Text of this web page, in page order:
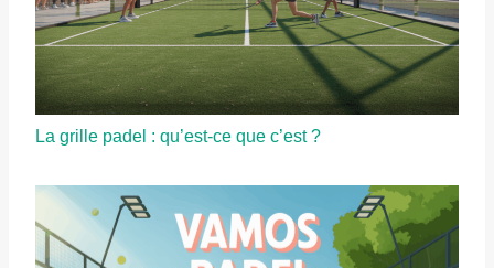
La grille padel : qu’est-ce que c’est ?